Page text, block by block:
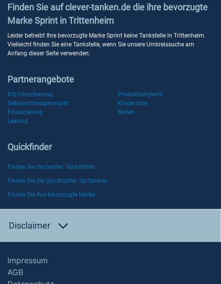
Finden Sie auf clever-tanken.de die ihre bevorzugte
Marke Sprint in Trittenheim
Leider betreibt Ihre bevorzugte Marke Sprint keine Tankstelle in Trittenheim.
Vielleicht finden Sie eine Tankstelle, wenn Sie unsere Umkreissuche am
Anfang dieser Seite verwenden.
Partnerangebote
Kfz-Versicherung
Produktvergleich
Gebrauchtwagenmarkt
Kindersitze
Finanzierung
Reifen
Leasing
Quickfinder
Finden Sie die besten Tankstellen
Finden Sie die günstigsten Spritpreise
Finden Sie Ihre bevorzugte Marke
Disclaimer
Impressum
AGB